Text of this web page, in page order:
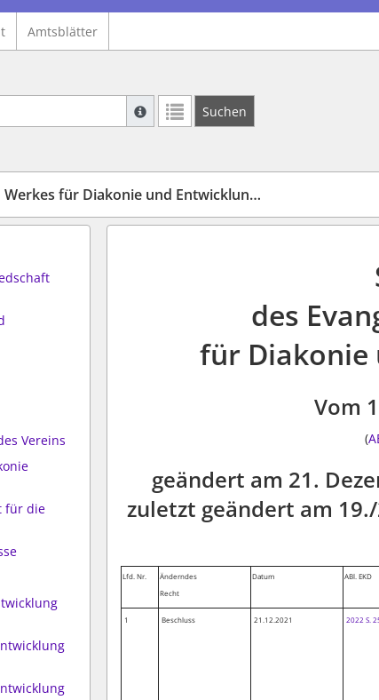
Amtsblätter
Suche mit Platzhalter "*", Bsp. Pfarrer*,
Suchen
für Diakonie und Entwicklung e.V. (Satzung)
Vereins
für die
des
für Diakonie
Vom
(
geändert am 21.
zuletzt geändert am 19./
Lfd. Nr.
Änderndes
Recht
Datum ABl. EKD
1 Beschluss 21.12.2021 2022 S.